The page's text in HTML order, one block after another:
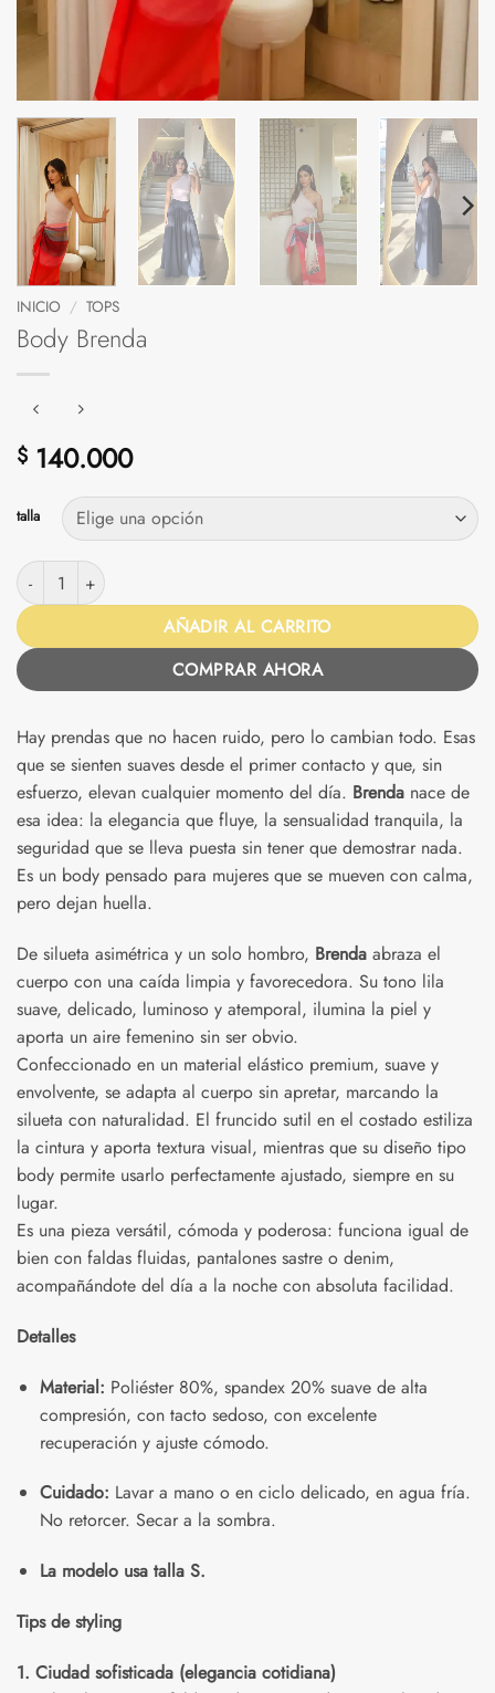
INICIO / TOPS
Body Brenda
$ 140.000
talla
Body Brenda cantidad
AÑADIR AL CARRITO
COMPRAR AHORA
Hay prendas que no hacen ruido, pero lo cambian todo. Esas
que se sienten suaves desde el primer contacto y que, sin
esfuerzo, elevan cualquier momento del día. Brenda nace de
esa idea: la elegancia que fluye, la sensualidad tranquila, la
seguridad que se lleva puesta sin tener que demostrar nada.
Es un body pensado para mujeres que se mueven con calma,
pero dejan huella.
De silueta asimétrica y un solo hombro, Brenda abraza el
cuerpo con una caída limpia y favorecedora. Su tono lila
suave, delicado, luminoso y atemporal, ilumina la piel y
aporta un aire femenino sin ser obvio.
Confeccionado en un material elástico premium, suave y
envolvente, se adapta al cuerpo sin apretar, marcando la
silueta con naturalidad. El fruncido sutil en el costado estiliza
la cintura y aporta textura visual, mientras que su diseño tipo
body permite usarlo perfectamente ajustado, siempre en su
lugar.
Es una pieza versátil, cómoda y poderosa: funciona igual de
bien con faldas fluidas, pantalones sastre o denim,
acompañándote del día a la noche con absoluta facilidad.
Detalles
Material: Poliéster 80%, spandex 20% suave de alta
compresión, con tacto sedoso, con excelente
recuperación y ajuste cómodo.
Cuidado: Lavar a mano o en ciclo delicado, en agua fría.
No retorcer. Secar a la sombra.
La modelo usa talla S.
Tips de styling
1. Ciudad sofisticada (elegancia cotidiana)